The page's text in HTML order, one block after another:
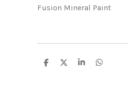
Fusion Mineral Paint
D
D
S
D